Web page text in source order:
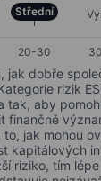
Střední
20-30
jak dobře
rizik
tak, aby
finančně
to, jak mohou
kapitálových
riziko, tím